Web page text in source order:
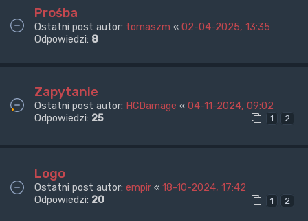
Prośba
Ostatni post autor: tomaszm « 02-04-2025, 13:35
Odpowiedzi: 8
Zapytanie
Ostatni post autor: HCDamage « 04-11-2024, 09:02
Odpowiedzi: 25 1 2
Logo
Ostatni post autor: empir « 18-10-2024, 17:42
Odpowiedzi: 20 1 2